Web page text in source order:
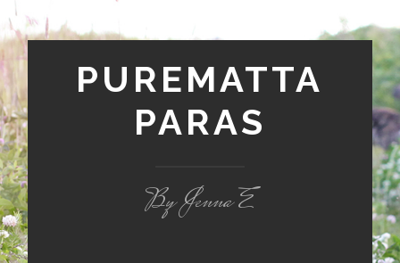
PUREMATTA
PARAS
By Jenna E